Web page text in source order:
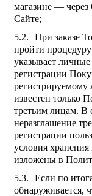
магазине —
Сайте;
При заказе
пройти
указывает
регистрации
регистрируемому
известен только
третьим лицам. В
неразглашение
регистрации
условия
изложены в
Если по
обнаруживается,